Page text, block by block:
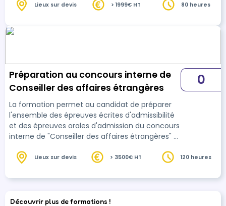
Lieux sur devis > 1999€ HT 80 heures
Préparation au concours interne de
Conseiller des affaires étrangères
La formation permet au candidat de préparer
l'ensemble des épreuves écrites d'admissibilité
et des épreuves orales d'admission du concours
interne de "Conseiller des affaires étrangères" (
épreuves de langues étrangères.
0
Lieux sur devis > 3500€ HT 120 heures
Découvrir plus de formations !